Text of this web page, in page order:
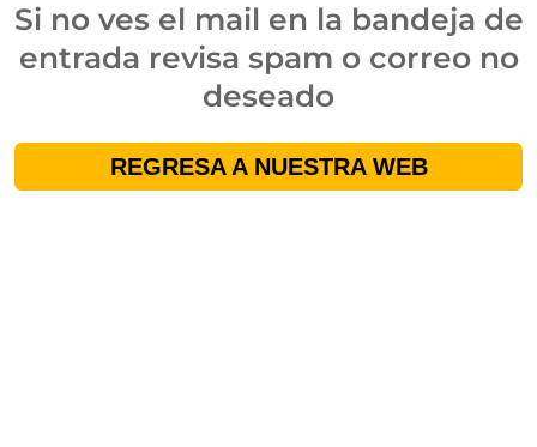
Si no ves el mail en la bandeja de
entrada revisa spam o correo no
deseado
REGRESA A NUESTRA WEB